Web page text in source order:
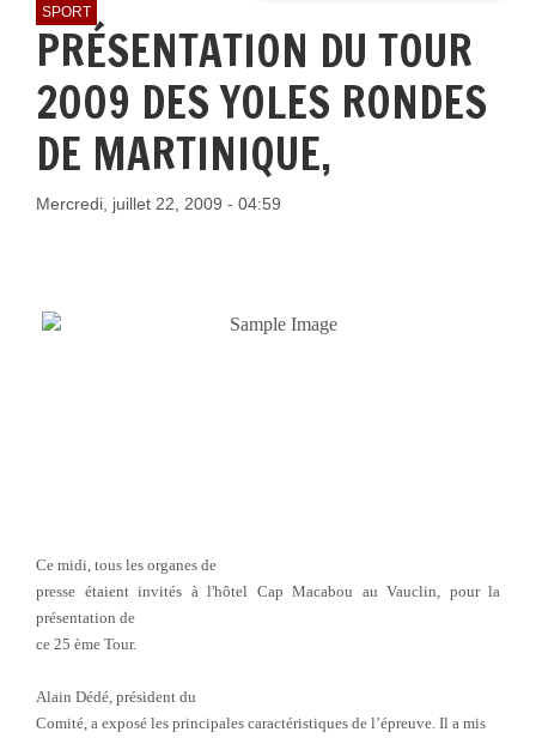
SPORT
PRÉSENTATION DU TOUR
2009 DES YOLES RONDES
DE MARTINIQUE,
Mercredi, juillet 22, 2009 - 04:59
Ce midi, tous les organes de
presse étaient invités à l'hôtel Cap Macabou au Vauclin, pour la
présentation de
ce 25 ème Tour.
Alain Dédé, président du
Comité, a exposé les principales caractéristiques de l’épreuve. Il a mis